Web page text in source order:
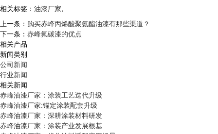
相关标签： 油漆厂家,
上一条： 购买赤峰丙烯酸聚氨酯油漆有那些渠道？
下一条： 赤峰氟碳漆的优点
相关产品
新闻类别
公司新闻
行业新闻
相关新闻
赤峰油漆厂家：涂装工艺迭代升级
赤峰油漆厂家:锚定涂装配套升级
赤峰油漆厂家：深耕涂装材料研发
赤峰油漆厂家：涂装产业发展根基